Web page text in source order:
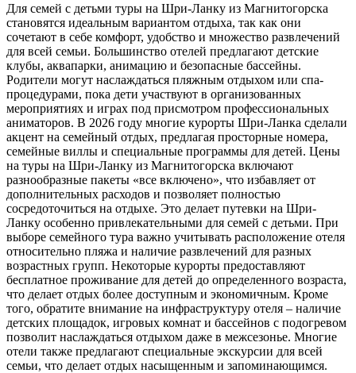
Для семей с детьми туры на Шри-Ланку из Магнитогорска
становятся идеальным вариантом отдыха, так как они
сочетают в себе комфорт, удобство и множество развлечений
для всей семьи. Большинство отелей предлагают детские
клубы, аквапарки, анимацию и безопасные бассейны.
Родители могут наслаждаться пляжным отдыхом или спа-
процедурами, пока дети участвуют в организованных
мероприятиях и играх под присмотром профессиональных
аниматоров. В 2026 году многие курорты Шри-Ланка сделали
акцент на семейный отдых, предлагая просторные номера,
семейные виллы и специальные программы для детей. Цены
на туры на Шри-Ланку из Магнитогорска включают
разнообразные пакеты «все включено», что избавляет от
дополнительных расходов и позволяет полностью
сосредоточиться на отдыхе. Это делает путевки на Шри-
Ланку особенно привлекательными для семей с детьми. При
выборе семейного тура важно учитывать расположение отеля
относительно пляжа и наличие развлечений для разных
возрастных групп. Некоторые курорты предоставляют
бесплатное проживание для детей до определенного возраста,
что делает отдых более доступным и экономичным. Кроме
того, обратите внимание на инфраструктуру отеля – наличие
детских площадок, игровых комнат и бассейнов с подогревом
позволит наслаждаться отдыхом даже в межсезонье. Многие
отели также предлагают специальные экскурсии для всей
семьи, что делает отдых насыщенным и запоминающимся.